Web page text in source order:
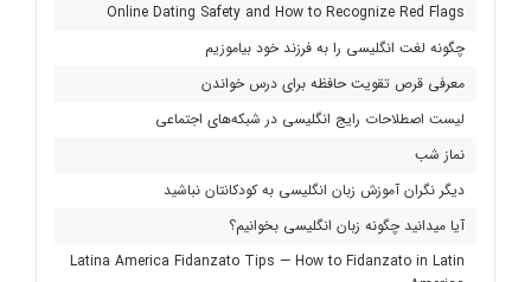
Online Dating Safety and How to Recognize Red Flags
چگونه لغت انگلیسی را به فرزند خود بیاموزیم
معرفی قرص تقویت حافظه برای درس خواندن
لیست اصطلاحات رایج انگلیسی در شبکه‌های اجتماعی
نماز شب
دیگر نگران آموزش زبان انگلیسی به کودکانتان نباشید
آیا میدانید چگونه زبان انگلیسی بخوانیم؟
Latina America Fidanzato Tips — How to Fidanzato in Latin